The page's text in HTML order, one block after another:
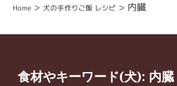
Home> 犬の手作りご飯 レシピ> 内臓
食材やキーワード(犬): 内臓